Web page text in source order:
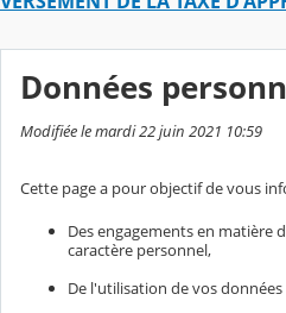
Données
Modifiée le mardi 22 juin 2021 10:59
Cette page a pour objectif de vous
Des engagements en matière
caractère personnel,
De l'utilisation de vos